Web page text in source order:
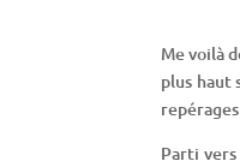
Me voilà
plus haut
Parti vers